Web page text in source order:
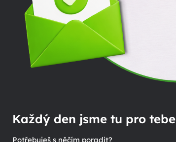
Každý den jsme tu pro tebe
Potřebuješ s něčím poradit?